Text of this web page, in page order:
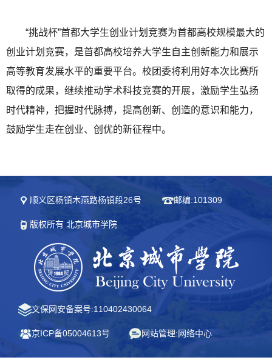
“挑战杯”首都大学生创业计划竞赛为首都高校规模最大的
创业计划竞赛，是首都高校培养大学生自主创新能力和展示
高等教育发展水平的重要平台。校团委将利用好本次比赛所
取得的成果，继续推动学术科技竞赛的开展，激励学生弘扬
时代精神，把握时代脉搏，提高创新、创造的意识和能力，
鼓励学生走在创业、创优的新征程中。
顺义区杨镇木燕路杨镇段26号 邮编:101309
版权所有 北京城市学院
文保网安备案号:110402430064
京ICP备05004613号 网站管理:网络中心